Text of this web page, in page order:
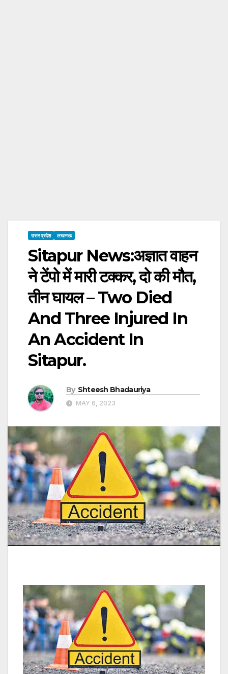
उत्तर प्रदेश लखनऊ
Sitapur News:अज्ञात वाहन
ने टेंपो में मारी टक्कर, दो की मौत,
तीन घायल – Two Died
And Three Injured In
An Accident In
Sitapur.
By Shteesh Bhadauriya
MAY 6, 2023